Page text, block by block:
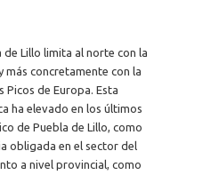
de Lillo limita al norte con la
más concretamente con la
de Europa. Esta
ha elevado en los últimos
de Puebla de Lillo, como
obligada en el sector del
a nivel provincial, como